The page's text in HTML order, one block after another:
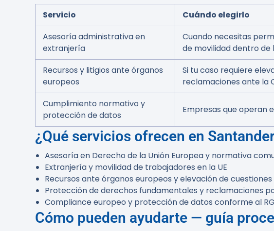
Servicio Cuándo elegirlo
Asesoría administrativa en
extranjería
Cuando necesitas
de movilidad dentro de
Recursos y litigios ante órganos
europeos
Si tu caso requiere
reclamaciones ante la
Cumplimiento normativo y
protección de datos
Empresas que operan
¿Qué servicios ofrecen en
Asesoría en Derecho de la Unión Europea y normativa
Extranjería y movilidad de trabajadores en la UE
Recursos ante órganos europeos y elevación de cuestiones
Protección de derechos fundamentales y reclamaciones
Compliance europeo y protección de datos conforme al
Cómo pueden ayudarte — guía